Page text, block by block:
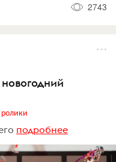
2743
подробнее